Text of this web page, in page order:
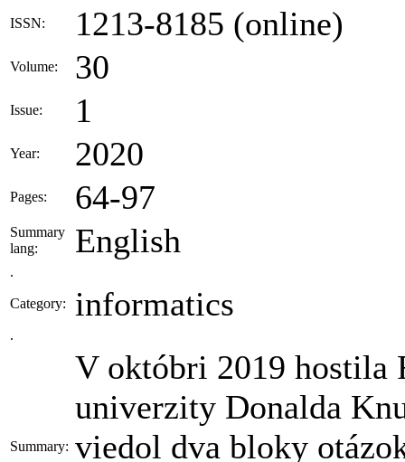
ISSN: 1213-8185 (online)
Volume: 30
Issue: 1
Year: 2020
Pages: 64-97
Summary
lang:
English
.
Category: informatics
.
Summary:
V októbri 2019 hostila
univerzity Donalda
viedol dva bloky